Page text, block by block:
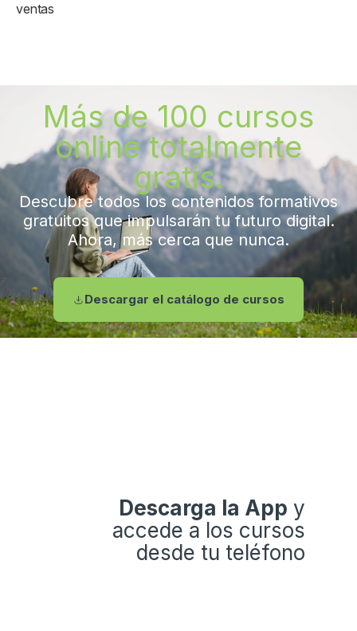
ventas
Más de 100 cursos
online totalmente
gratis.
Descubre todos los contenidos formativos
gratuitos que impulsarán tu futuro digital.
Ahora, más cerca que nunca.
Descargar el catálogo de cursos
Descarga la App y
accede a los cursos
desde tu teléfono